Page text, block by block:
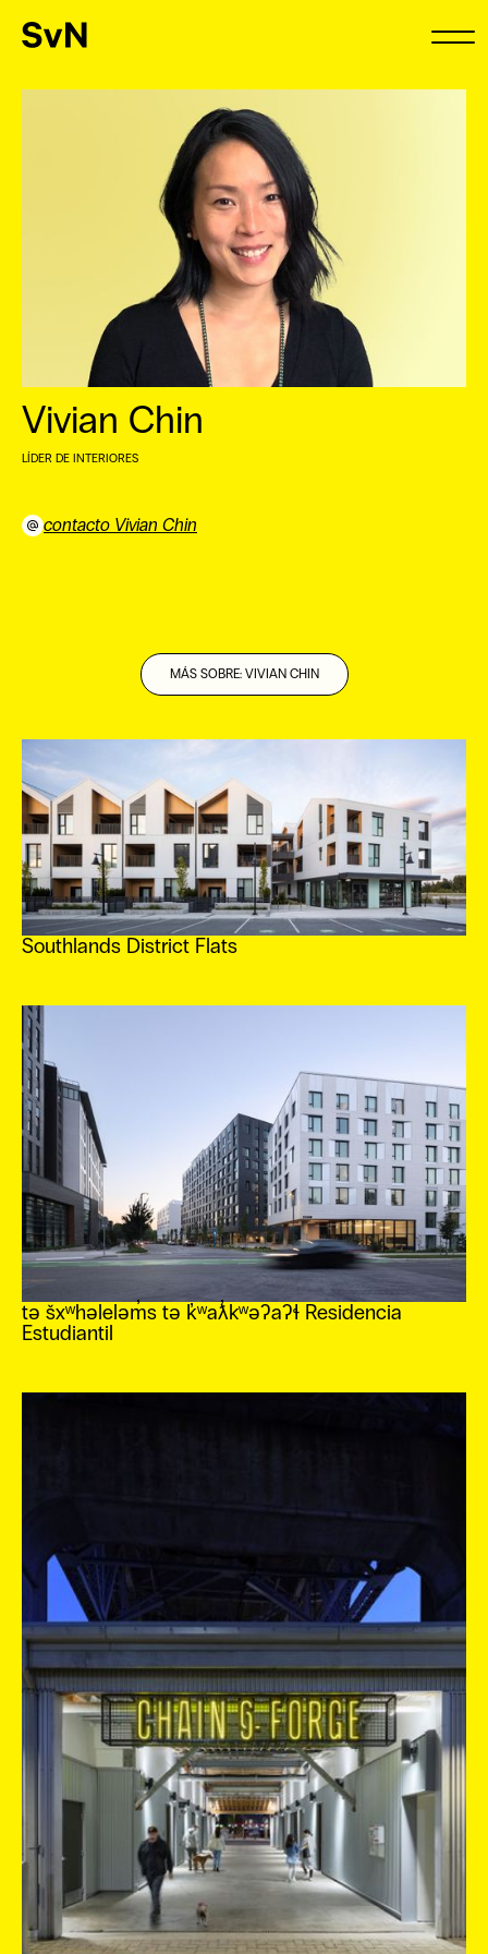
EN
Vivian Chin
LÍDER DE INTERIORES
contacto Vivian Chin
MÁS SOBRE: VIVIAN CHIN
Southlands District Flats
tə šxʷhəleləm̓s tə k̓ʷaƛ̓kʷəʔaʔɬ Residencia
Estudiantil